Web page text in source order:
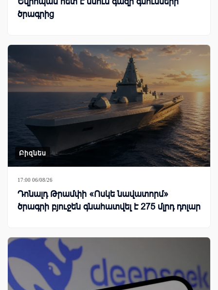
ծրագրից
Բիզնես
17:00 06/08/26
Դոնալդ Թրամփի «Ոսկե նավատորմ»
ծրագրի բյուջեն գնահատվել է 275 մլրդ դոլար